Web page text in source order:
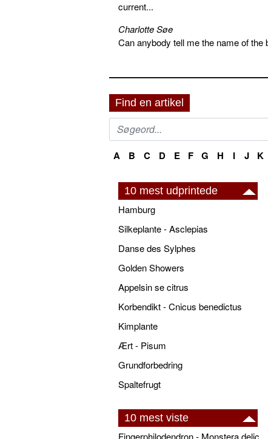
current...
Charlotte Søe
Can anybody tell me the name of
Find en artikel
A B C D E F G H I J K
10 mest udprintede
Hamburg
Silkeplante - Asclepias
Danse des Sylphes
Golden Showers
Appelsin se citrus
Korbendikt - Cnicus benedictus
Kimplante
Ært - Pisum
Grundforbedring
Spaltefrugt
10 mest viste